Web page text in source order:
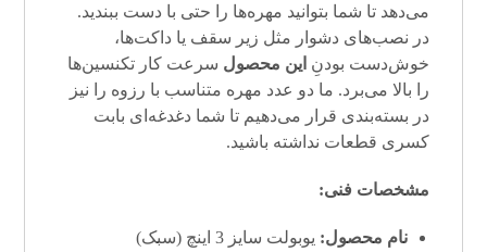
می‌دهد تا شما بتوانید مهره‌ها را حتی با دست ببندید.
در نصب‌های دشوار مثل زیر سقف یا داکت‌ها،
خوش‌دست بودنِ این محصول سرعت کار تکنسین‌ها
را بالا می‌برد. ما دو عدد مهره متناسب با رزوه را نیز
در بسته‌بندی قرار می‌دهیم تا شما دغدغه‌ای بابت
کسری قطعات نداشته باشید.
مشخصات فنی:
نام محصول: یوبولت سایز 3 اینچ (سبک)